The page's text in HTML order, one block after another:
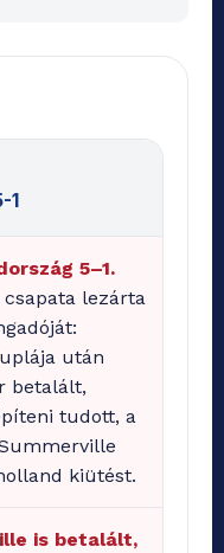
1
5–1.
csapata lezárta
után
betalált,
tudott, a
kiütést.
is betalált,